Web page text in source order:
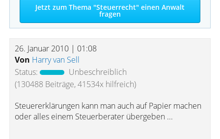
Jetzt zum Thema "Steuerrecht" einen Anwalt
fragen
26. Januar 2010 | 01:08
Von Harry van Sell
Status:
Unbeschreiblich
(130488 Beiträge, 41534x hilfreich)
Steuererklärungen kann man auch auf Papier machen
oder alles einem Steuerberater übergeben ...